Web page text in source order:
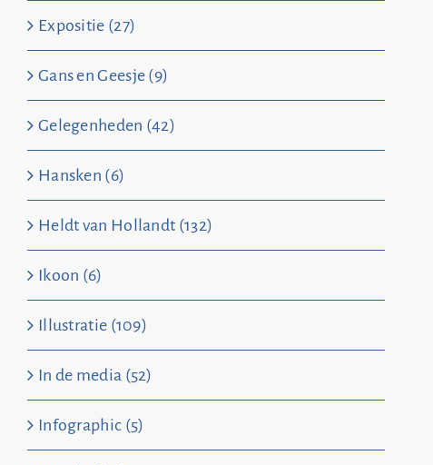
Expositie (27)
Gans en Geesje (9)
Gelegenheden (42)
Hansken (6)
Heldt van Hollandt (132)
Ikoon (6)
Illustratie (109)
In de media (52)
Infographic (5)